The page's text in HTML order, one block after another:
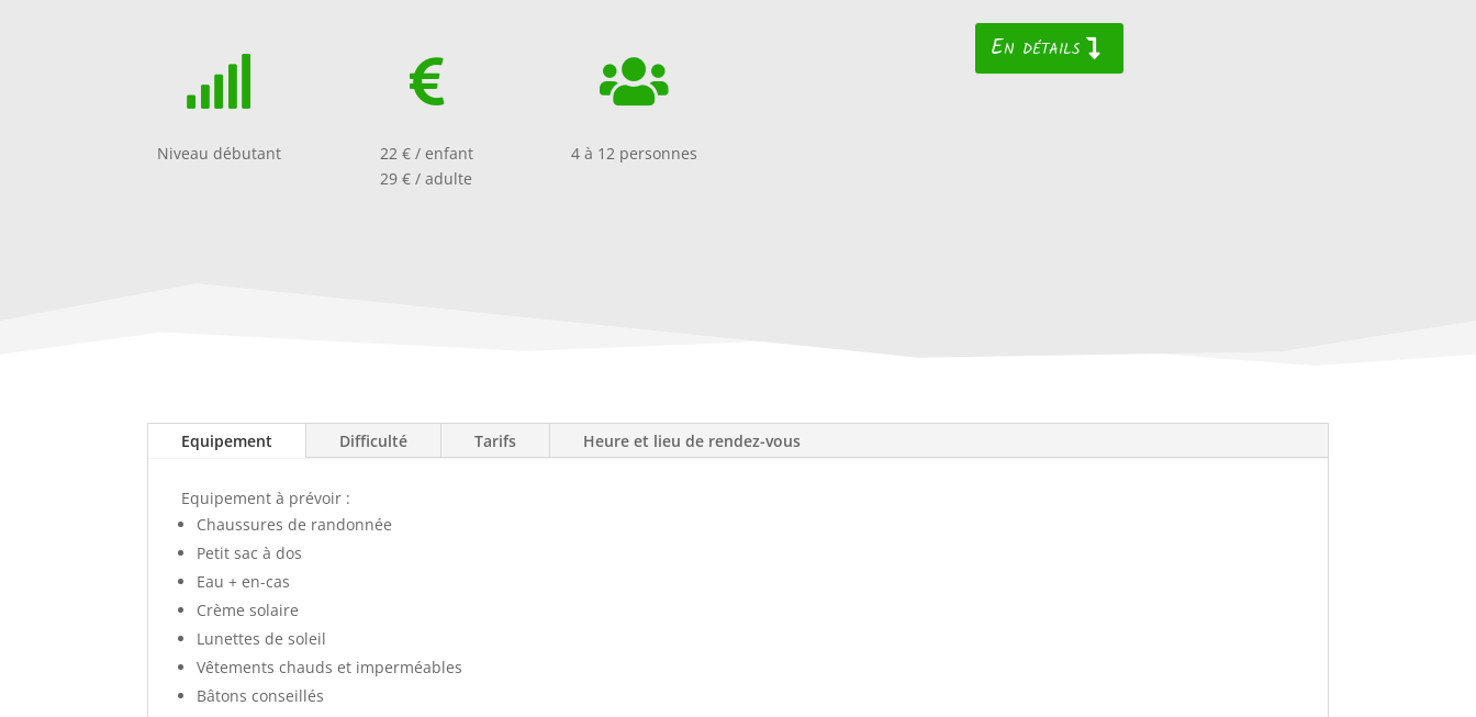

Niveau débutant

22 € / enfant
29 € / adulte

4 à 12 personnes
En détails
Equipement Difficulté Tarifs Heure et lieu de rendez-vous
Equipement à prévoir :
Chaussures de randonnée
Petit sac à dos
Eau + en-cas
Crème solaire
Lunettes de soleil
Vêtements chauds et imperméables
Bâtons conseillés